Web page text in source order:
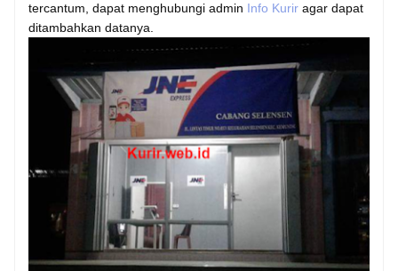
tercantum, dapat menghubungi admin Info Kurir agar dapat
ditambahkan datanya.